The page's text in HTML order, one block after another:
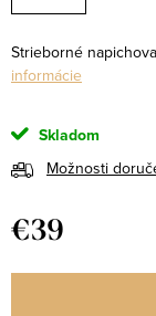
Strieborné
informácie
Skladom
Možnosti
€39
cena: